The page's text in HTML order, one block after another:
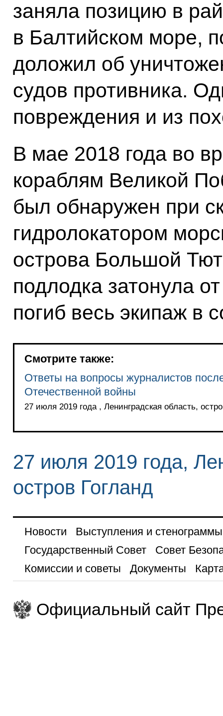
заняла позицию в
в Балтийском море,
доложил об
судов противника.
повреждения и из
В мае 2018 года во
кораблям Великой
был обнаружен при
гидролокатором
острова Большой
подлодка затонула
погиб весь экипаж в
Смотрите также:
Ответы на вопросы журналистов
Отечественной войны
27 июля 2019 года , Ленинградская область,
27 июля 2019 года,
остров Гогланд
Новости
Выступления и стенограммы
Государственный Совет
Совет
Комиссии и советы
Документы
Официальный сайт